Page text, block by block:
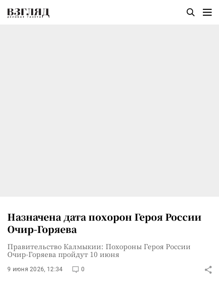
Назначена дата похорон Героя России
Очир-Горяева
Правительство Калмыкии: Похороны Героя России
Очир-Горяева пройдут 10 июня
9 июня 2026, 12:34 0